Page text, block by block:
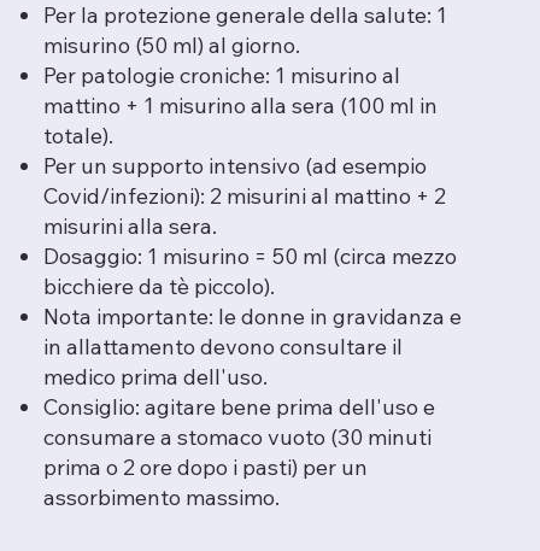
Per la protezione generale della salute: 1
misurino (50 ml) al giorno.
Per patologie croniche: 1 misurino al
mattino + 1 misurino alla sera (100 ml in
totale).
Per un supporto intensivo (ad esempio
Covid/infezioni): 2 misurini al mattino + 2
misurini alla sera.
Dosaggio: 1 misurino = 50 ml (circa mezzo
bicchiere da tè piccolo).
Nota importante: le donne in gravidanza e
in allattamento devono consultare il
medico prima dell'uso.
Consiglio: agitare bene prima dell'uso e
consumare a stomaco vuoto (30 minuti
prima o 2 ore dopo i pasti) per un
assorbimento massimo.